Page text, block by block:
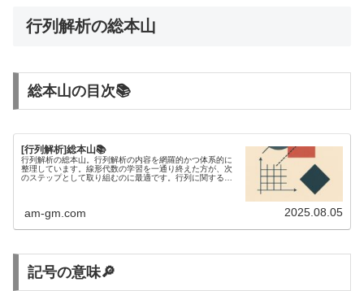
行列解析の総本山
総本山の目次📚
[行列解析]総本山📚
行列解析の総本山。行列解析の内容を網羅的かつ体系的に
整理しています。線形代数の学習を一通り終えた方が、次
のステップとして取り組むのに最適です。行列に関する不
am-gm.com 2025.08.05
記号の意味🔎